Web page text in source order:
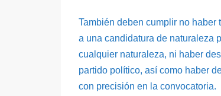
También deben cumplir no
a una candidatura de naturaleza
cualquier naturaleza, ni haber
partido político, así como haber
con precisión en la convocatoria.